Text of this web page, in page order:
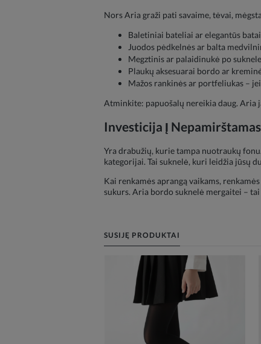
Nors Aria graži pati savaime, tėvai,
Baletiniai bateliai ar elegantūs
Juodos pėdkelnės ar balta
Megztinis ar palaidinukė po
Plaukų aksesuarai bordo ar
Mažos rankinės ar portfeliukas –
Atminkite: papuošalų nereikia daug. Aria
Investicija Į
Yra drabužių, kurie tampa nuotraukų
kategorijai. Tai suknelė, kuri leidžia jūsų
Kai renkamės aprangą vaikams,
sukurs. Aria bordo suknelė mergaitei –
SUSIJĘ PRODUKTAI